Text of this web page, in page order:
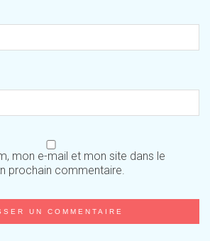
mon e-mail et mon site dans le
prochain commentaire.